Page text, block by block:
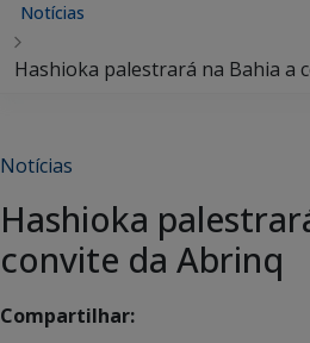
Notícias
Hashioka palestrará na Bahia a
Notícias
Hashioka
convite da Abrinq
Compartilhar: